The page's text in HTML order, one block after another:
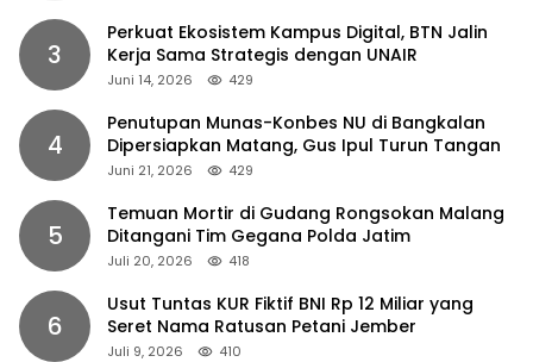
3
Perkuat Ekosistem Kampus Digital, BTN Jalin
Kerja Sama Strategis dengan UNAIR
Juni 14, 2026 429
4
Penutupan Munas-Konbes NU di Bangkalan
Dipersiapkan Matang, Gus Ipul Turun Tangan
Juni 21, 2026 429
5
Temuan Mortir di Gudang Rongsokan Malang
Ditangani Tim Gegana Polda Jatim
Juli 20, 2026 418
6
Usut Tuntas KUR Fiktif BNI Rp 12 Miliar yang
Seret Nama Ratusan Petani Jember
Juli 9, 2026 410